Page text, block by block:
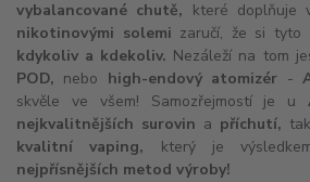
vybalancované chutě, které doplňuje
nikotinovými solemi zaručí, že si tyto
kdykoliv a kdekoliv. Nezáleží na tom
POD, nebo high-endový atomizér -
skvěle ve všem! Samozřejmostí je u
nejkvalitnějších surovin a příchutí,
kvalitní vaping, který je
nejpřísnějších metod výroby!